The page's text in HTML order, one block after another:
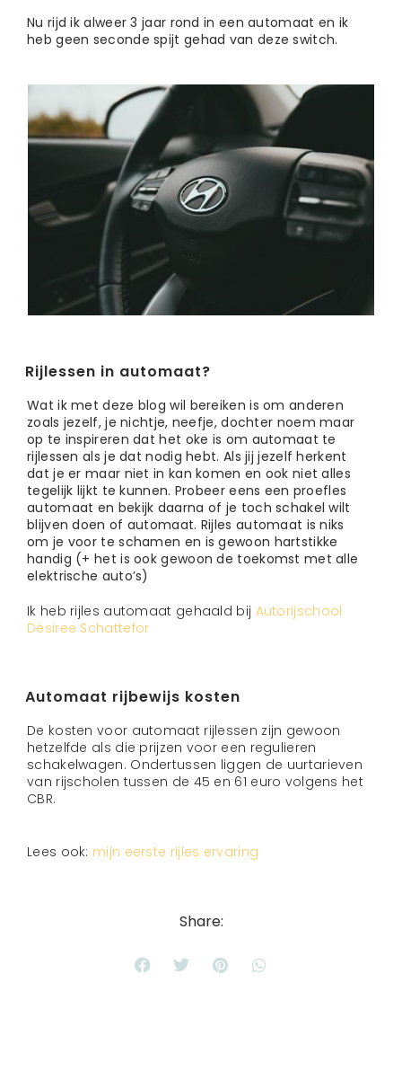
Nu rijd ik alweer 3 jaar rond in een automaat en ik
heb geen seconde spijt gehad van deze switch.
Rijlessen in automaat?
Wat ik met deze blog wil bereiken is om anderen
zoals jezelf, je nichtje, neefje, dochter noem maar
op te inspireren dat het oke is om automaat te
rijlessen als je dat nodig hebt. Als jij jezelf herkent
dat je er maar niet in kan komen en ook niet alles
tegelijk lijkt te kunnen. Probeer eens een proefles
automaat en bekijk daarna of je toch schakel wilt
blijven doen of automaat. Rijles automaat is niks
om je voor te schamen en is gewoon hartstikke
handig (+ het is ook gewoon de toekomst met alle
elektrische auto’s)
Ik heb rijles automaat gehaald bij Autorijschool
Désiree Schattefor
Automaat rijbewijs kosten
De kosten voor automaat rijlessen zijn gewoon
hetzelfde als die prijzen voor een regulieren
schakelwagen. Ondertussen liggen de uurtarieven
van rijscholen tussen de 45 en 61 euro volgens het
CBR.
Lees ook: mijn eerste rijles ervaring
Share: